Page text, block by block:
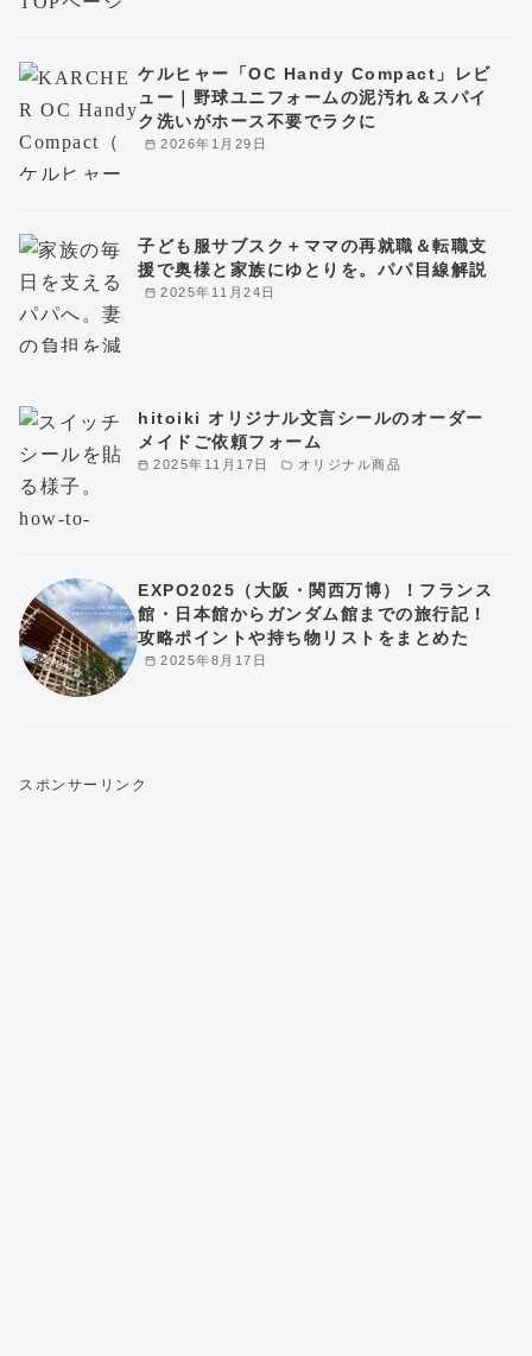
2026年1月29日
ケルヒャー「OC Handy Compact」レビ
ュー｜野球ユニフォームの泥汚れ＆スパイ
ク洗いがホース不要でラクに
2025年11月24日
子ども服サブスク＋ママの再就職＆転職支
援で奥様と家族にゆとりを。パパ目線解説
2025年11月17日 オリジナル商品
hitoiki オリジナル文言シールのオーダー
メイドご依頼フォーム
2025年8月17日
EXPO2025（大阪・関西万博）！フランス
館・日本館からガンダム館までの旅行記！
攻略ポイントや持ち物リストをまとめた
スポンサーリンク